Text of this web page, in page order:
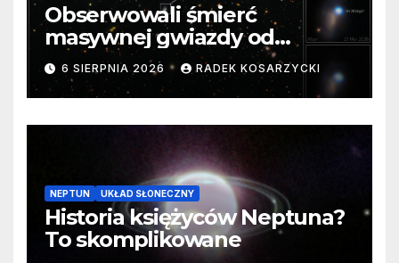
Obserwowali śmierć
masywnej gwiazdy od
samego początku. Niezwykle
cenne dane
6 SIERPNIA 2026 RADEK KOSARZYCKI
NEPTUN UKŁAD SŁONECZNY
Historia księżyców Neptuna?
To skomplikowane